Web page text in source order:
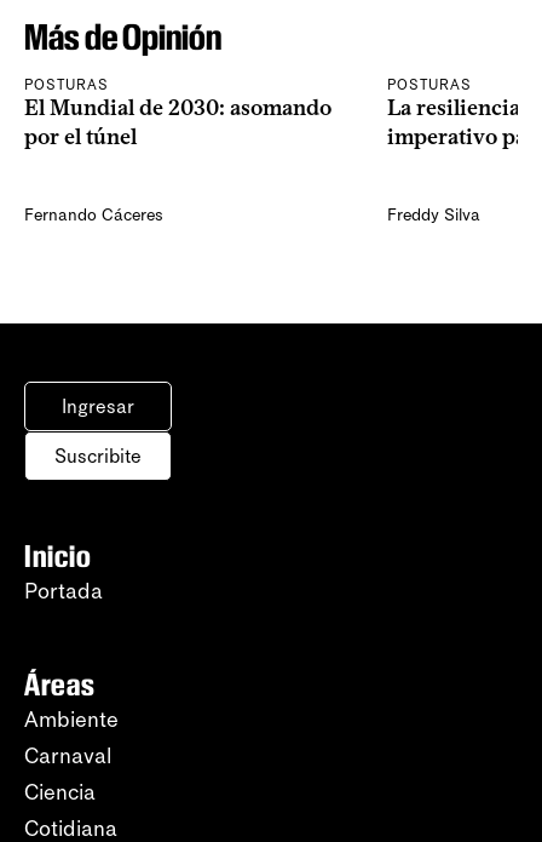
Más de Opinión
POSTURAS
El Mundial de 2030: asomando
por el túnel
Fernando Cáceres
POSTURAS
La resiliencia
imperativo
Freddy Silva
Ingresar
Suscribite
Inicio
Portada
Áreas
Ambiente
Carnaval
Ciencia
Cotidiana